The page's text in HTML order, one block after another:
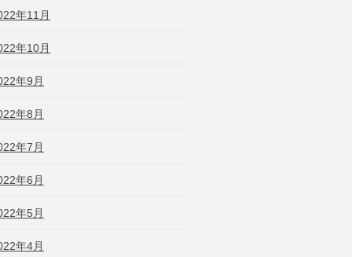
年11月
年10月
年9月
年8月
年7月
年6月
年5月
年4月